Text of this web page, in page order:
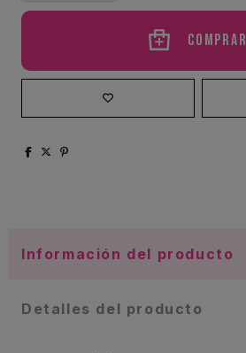
Comprar
Información del producto
Detalles del producto